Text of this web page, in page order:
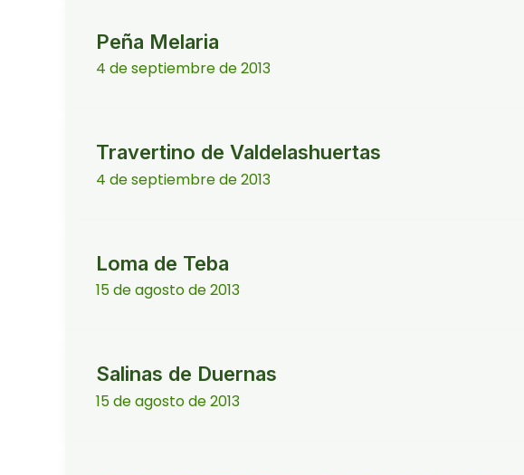
Peña Melaria
4 de septiembre de 2013
Travertino de Valdelashuertas
4 de septiembre de 2013
Loma de Teba
15 de agosto de 2013
Salinas de Duernas
15 de agosto de 2013